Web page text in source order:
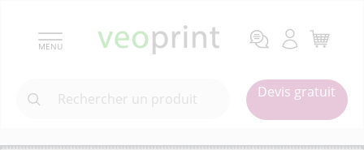
MENU
Devis gratuit